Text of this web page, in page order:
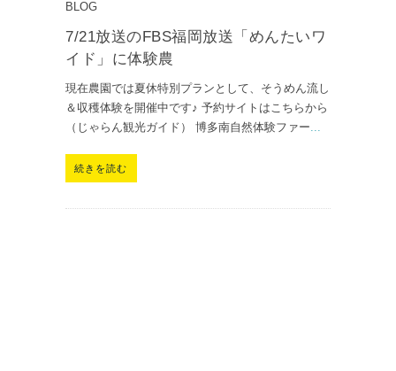
BLOG
7/21放送のFBS福岡放送「めんたいワ
イド」に体験農
現在農園では夏休特別プランとして、そうめん流し
＆収穫体験を開催中です♪ 予約サイトはこちらから
（じゃらん観光ガイド） 博多南自然体験ファー...
続きを読む